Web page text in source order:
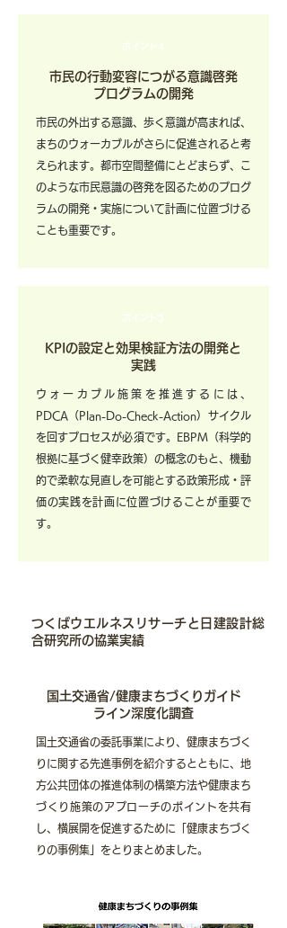
ポイント4
​市民の行動変容につがる意識啓発
プログラムの開発
市民の外出する意識、歩く意識が高まれば、
まちのウォーカブルがさらに促進されると考
えられます。都市空間整備にとどまらず、こ
のような市民意識の啓発を図るためのプログ
ラムの開発・実施について計画に位置づける
ことも重要です。
ポイント5
KPIの設定と効果検証⽅法の開発と
実践
ウォーカブル施策を推進するには、
PDCA（Plan-Do-Check-Action）サイクル
を回すプロセスが必須です。EBPM（科学的
根拠に基づく健幸政策）の概念のもと、機動
的で柔軟な見直しを可能とする政策形成・評
価の実践を計画に位置づけることが重要で
す。
つくばウエルネスリサーチと日建設計総
合研究所の協業実績
国⼟交通省/健康まちづくりガイド
ライン深度化調査
国土交通省の委託事業により、健康まちづく
りに関する先進事例を紹介するとともに、地
方公共団体の推進体制の構築方法や健康まち
づくり施策のアプローチのポイントを共有
し、横展開を促進するために「健康まちづく
りの事例集」をとりまとめました。